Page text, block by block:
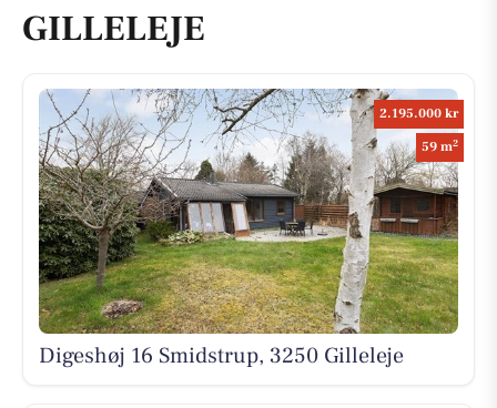
GILLELEJE
2.195.000 kr
59 m2
Digeshøj 16 Smidstrup, 3250 Gilleleje